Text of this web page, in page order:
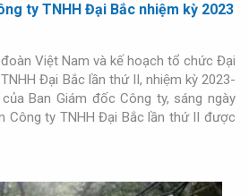
ty TNHH Đại Bắc nhiệm kỳ 2023
Việt Nam và kế hoạch tổ chức Đại
Đại Bắc lần thứ II, nhiệm kỳ 2023-
Ban Giám đốc Công ty, sáng ngày
Công ty TNHH Đại Bắc lần thứ II được